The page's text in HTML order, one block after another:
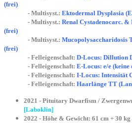
(frei)
- Multisyst.: Ektodermal Dysplasia
- Multisyst.: Renal Cystadenocarc. &
(frei)
- Multisyst.: Mucopolysaccharidosis
(frei)
- Felleigenschaft: D-Locus: Dillution
- Felleigenschaft: E-Locus: e/e
- Felleigenschaft: I-Locus: Intensität
- Felleigenschaft: Haarlänge TT
2021 - Pituitary Dwarfism /
[Laboklin]
2022 - Höhe & Gewicht: 61 cm + 30 kg